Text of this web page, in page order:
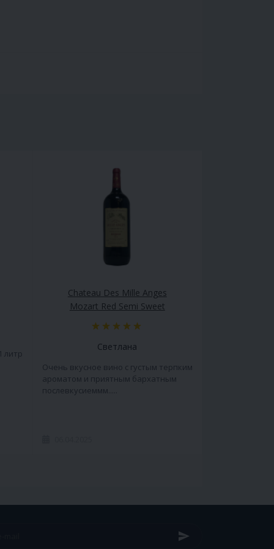
литр
Chateau Des Mille Anges
Mozart Red Semi Sweet
Светлана
Очень вкусное вино с густым терпким
ароматом и приятным бархатным
послевкусиеммм.....